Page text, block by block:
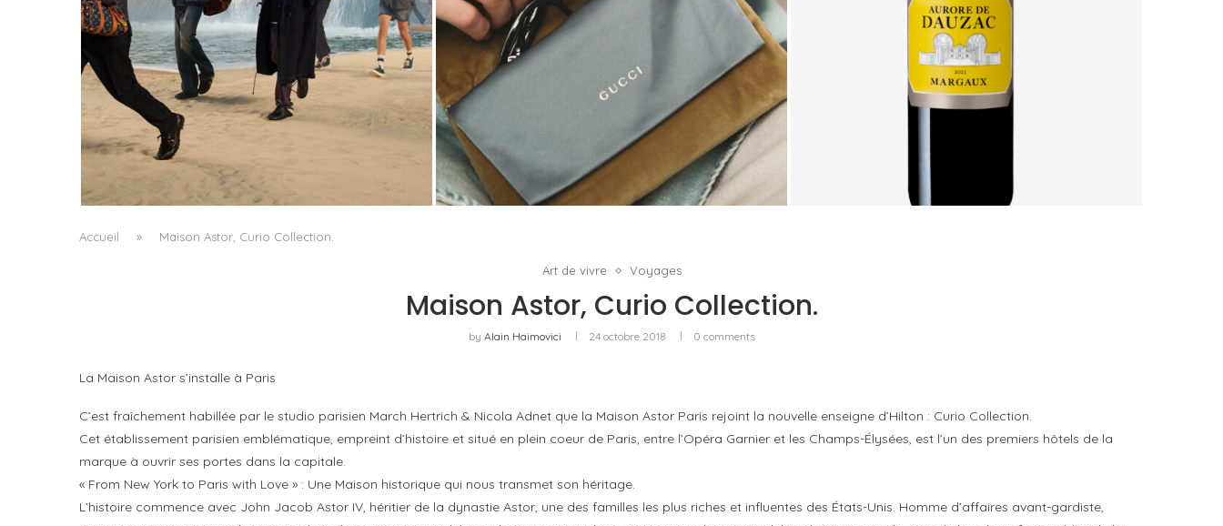
LA VAGUE COMME GRAMMAIRE MASCULINE
by PASCAL IAKOVOU
LE RETOUR DE KERING COMMENCE HORS DE
GUCCI
byPASCAL IAKOVOU
AURORE DE DAUZAC 2021 : CE QUE LES
GRAVES SABLEUSES DE MARGAUX...
Accueil » Maison Astor, Curio Collection.
Art de vivre Voyages
Maison Astor, Curio Collection.
by Alain Haimovici 24 octobre 2018 0 comments
La Maison Astor s’installe à Paris
C’est fraîchement habillée par le studio parisien March Hertrich & Nicola Adnet que la Maison Astor Paris rejoint la nouvelle enseigne d’Hilton : Curio Collection.
Cet établissement parisien emblématique, empreint d’histoire et situé en plein coeur de Paris, entre l’Opéra Garnier et les Champs-Élysées, est l’un des premiers hôtels de la
marque à ouvrir ses portes dans la capitale.
« From New York to Paris with Love » : Une Maison historique qui nous transmet son héritage.
L’histoire commence avec John Jacob Astor IV, héritier de la dynastie Astor, une des familles les plus riches et influentes des États-Unis. Homme d’affaires avant-gardiste,